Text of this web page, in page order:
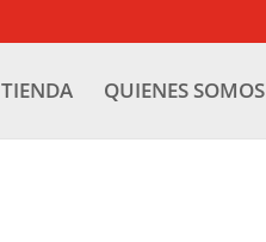
TIENDA QUIENES SOMOS